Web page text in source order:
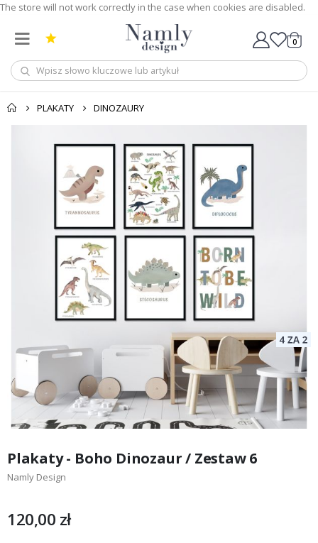
The store will not work correctly in the case when cookies are disabled.
Cart
0
PLAKATY
DINOZAURY
początek
galerii
Plakaty - Boho Dinozaur / Zestaw 6
Namly Design
120,00 zł